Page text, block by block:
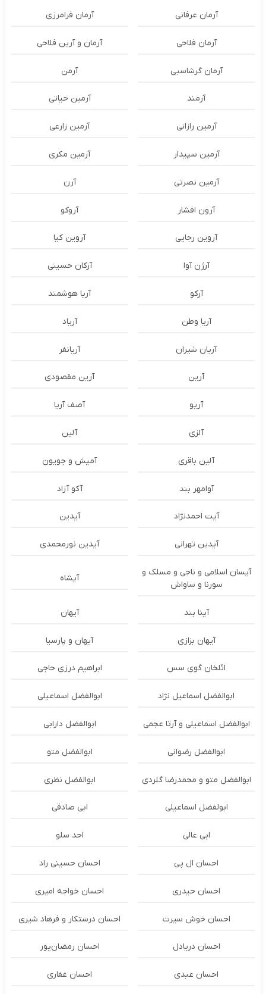
آرمان عرفانی آرمان فرامرزی
آرمان فلاحی آرمان و آرین فلاحی
آرمان گرشاسبی آرمن
آرمند آرمین حیاتی
آرمین رازانی آرمین زارعی
آرمین سپیدار آرمین مکری
آرمین نصرتی آرن
آرون افشار آروکو
آروین رجایی آروین کیا
آرژن آوا آرکان حسینی
آرکو آریا هوشمند
آریا وطن آریاد
آریان شیران آریانفر
آرین آرین مقصودی
آریو آصف آریا
آلزی آلین
آلین باقری آمیش و جویون
آوامهر بند آکو آزاد
آیت احمدنژاد آیدین
آیدین تهرانی آیدین نورمحمدی
آیسان اسلامی و ناجی و مسلک و
سورنا و ساواش
آیشاه
آینا بند آیهان
آیهان بزازی آیهان و پارسیا
ائلخان گوی سس ابراهیم درزی حاجی
ابوالفضل اسماعیل نژاد ابوالفضل اسماعیلی
ابوالفضل اسماعیلی و آرتا عجمی ابوالفضل دارابی
ابوالفضل رضوانی ابوالفضل متو
ابوالفضل متو و محمدرضا گلردی ابوالفضل نظری
ابولفضل اسماعیلی ابی صادقی
ابی عالی احد سلو
احسان ال پی احسان حسینی راد
احسان حیدری احسان خواجه امیری
احسان خوش سیرت احسان درستكار و فرهاد شيرى
احسان دریادل احسان رمضان‌پور
احسان عبدی احسان غفاری